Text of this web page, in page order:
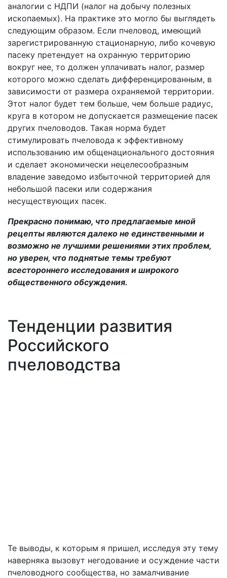
аналогии с НДПИ (налог на добычу полезных
ископаемых). На практике это могло бы выглядеть
следующим образом. Если пчеловод, имеющий
зарегистрированную стационарную, либо кочевую
пасеку претендует на охранную территорию
вокруг нее, то должен уплачивать налог, размер
которого можно сделать дифференцированным, в
зависимости от размера охраняемой территории.
Этот налог будет тем больше, чем больше радиус,
круга в котором не допускается размещение пасек
других пчеловодов. Такая норма будет
стимулировать пчеловода к эффективному
использованию им общенационального достояния
и сделает экономически нецелесообразным
владение заведомо избыточной территорией для
небольшой пасеки или содержания
несуществующих пасек.
Прекрасно понимаю, что предлагаемые мной
рецепты являются далеко не единственными и
возможно не лучшими решениями этих проблем,
но уверен, что поднятые темы требуют
всестороннего исследования и широкого
общественного обсуждения.
Тенденции развития
Российского
пчеловодства
Те выводы, к которым я пришел, исследуя эту тему
наверняка вызовут негодование и осуждение части
пчеловодного сообщества, но замалчивание